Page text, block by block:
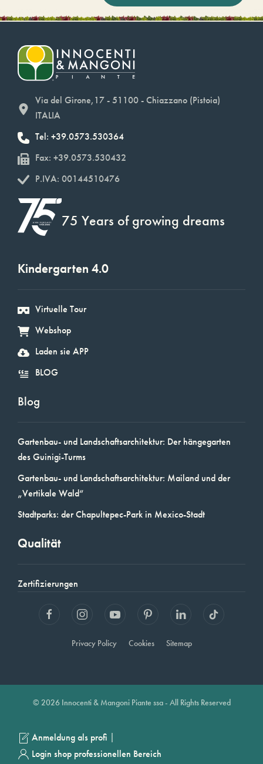
Via del Girone,17 - 51100 - Chiazzano (Pistoia)
ITALIA
Tel: +39.0573.530364
Fax: +39.0573.530432
P.IVA: 00144510476
75 Years of growing dreams
Kindergarten 4.0
Virtuelle Tour
Webshop
Laden sie APP
BLOG
Blog
Gartenbau- und Landschaftsarchitektur: Der hängegarten
des Guinigi-Turms
Gartenbau- und Landschaftsarchitektur: Mailand und der
„Vertikale Wald“
Stadtparks: der Chapultepec-Park in Mexico-Stadt
Qualität
Zertifizierungen
Privacy Policy Cookies Sitemap
© 2026 Innocenti & Mangoni Piante ssa - All Rights Reserved
Anmeldung als profi |
Login shop professionellen Bereich